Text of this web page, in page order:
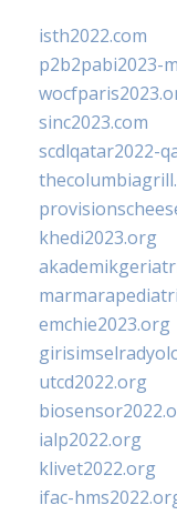
isth2022.com
p2b2pabi2023-
sinc2023.com
scdlqatar2022-
khedi2023.org
emchie2023.org
utcd2022.org
ialp2022.org
klivet2022.org
ifac-